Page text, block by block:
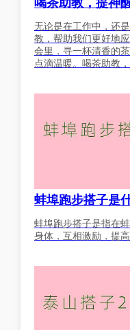
喝茶助教，提神
无论是在工作中，还
教，帮助我们更好地
会里，寻一杯清香的
点滴温暖。喝茶助教
蚌埠跑步搭子是
蚌埠跑步搭子是指在
身体，互相激励，提高